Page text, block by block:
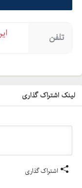
تلفن
لینک اشتراک گذاری
اشتراک گذاری